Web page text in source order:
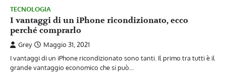
TECNOLOGIA
I vantaggi di un iPhone ricondizionato, ecco
perché comprarlo
Grey
Maggio 31, 2021
I vantaggi di un iPhone ricondizionato sono tanti. Il primo tra tutti è il
grande vantaggio economico che si può…